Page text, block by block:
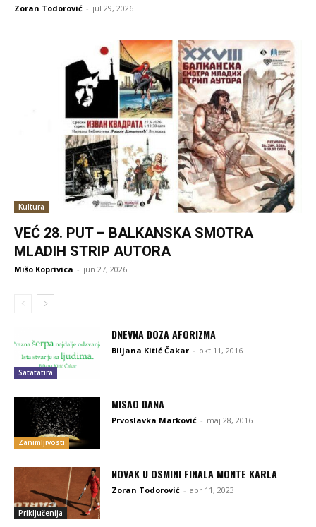
Zoran Todorović - jul 29, 2026
Kultura
VEĆ 28. PUT – BALKANSKA SMOTRA
MLADIH STRIP AUTORA
Mišo Koprivica - jun 27, 2026
Satatatira
DNEVNA DOZA AFORIZMA
Biljana Kitić Čakar - okt 11, 2016
Zanimljivosti
MISAO DANA
Prvoslavka Marković - maj 28, 2016
Priključenija
NOVAK U OSMINI FINALA MONTE KARLA
Zoran Todorović - apr 11, 2023